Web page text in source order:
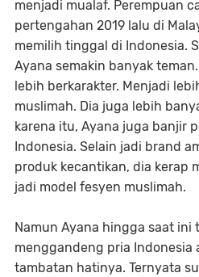
menjadi mualaf. Perempuan
pertengahan 2019 lalu di
memilih tinggal di Indonesia.
Ayana semakin banyak
lebih berkarakter. Menjadi
muslimah. Dia juga lebih
karena itu, Ayana juga banjir
Indonesia. Selain jadi brand
produk kecantikan, dia kerap
jadi model fesyen muslimah.
Namun Ayana hingga saat ini
menggandeng pria Indonesia
tambatan hatinya. Ternyata